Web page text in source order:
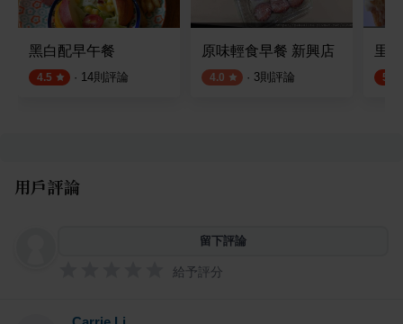
黑白配早午餐
4.5 · 14則評論
原味輕食早餐 新興店
4.0 · 3則評論
里
5.0
用戶評論
留下評論
給予評分